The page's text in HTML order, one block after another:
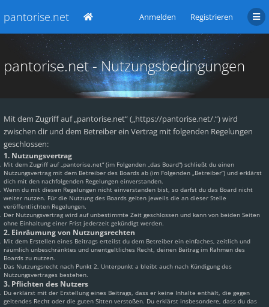
pantorise.net Anmelden Registrieren
pantorise.net - Nutzungsbedingungen
Mit dem Zugriff auf „pantorise.net“ („https://pantorise.net/.“) wird
zwischen dir und dem Betreiber ein Vertrag mit folgenden Regelungen
geschlossen:
1. Nutzungsvertrag
Mit dem Zugriff auf „pantorise.net“ (im Folgenden „das Board“) schließt du einen
Nutzungsvertrag mit dem Betreiber des Boards ab (im Folgenden „Betreiber“) und erklärst
dich mit den nachfolgenden Regelungen einverstanden.
Wenn du mit diesen Regelungen nicht einverstanden bist, so darfst du das Board nicht
weiter nutzen. Für die Nutzung des Boards gelten jeweils die an dieser Stelle
veröffentlichten Regelungen.
Der Nutzungsvertrag wird auf unbestimmte Zeit geschlossen und kann von beiden Seiten
ohne Einhaltung einer Frist jederzeit gekündigt werden.
2. Einräumung von Nutzungsrechten
Mit dem Erstellen eines Beitrags erteilst du dem Betreiber ein einfaches, zeitlich und
räumlich unbeschränktes und unentgeltliches Recht, deinen Beitrag im Rahmen des
Boards zu nutzen.
Das Nutzungsrecht nach Punkt 2, Unterpunkt a bleibt auch nach Kündigung des
Nutzungsvertrages bestehen.
3. Pflichten des Nutzers
Du erklärst mit der Erstellung eines Beitrags, dass er keine Inhalte enthält, die gegen
geltendes Recht oder die guten Sitten verstoßen. Du erklärst insbesondere, dass du das